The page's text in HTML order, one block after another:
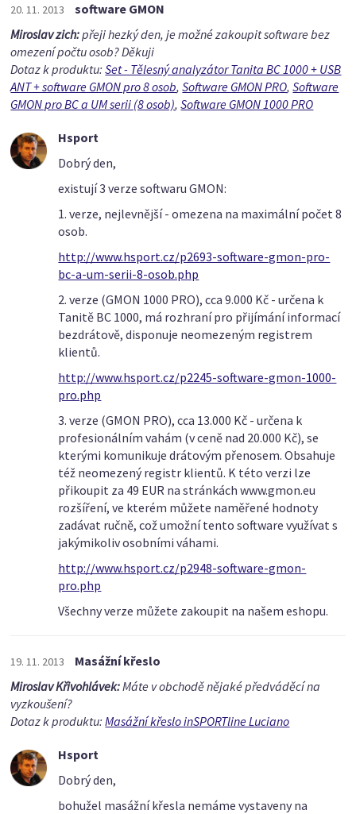
20. 11. 2013
software GMON
Miroslav zich:přeji hezký den, je možné zakoupit software bez
omezení počtu osob? Děkuji
Dotaz k produktu:Set - Tělesný analyzátor Tanita BC 1000 + USB
ANT + software GMON pro 8 osob,Software GMON PRO,Software
GMON pro BC a UM serii (8 osob),Software GMON 1000 PRO
Hsport
Dobrý den,
existují 3 verze softwaru GMON:
1. verze, nejlevnější - omezena na maximální počet 8
osob.
http://www.hsport.cz/p2693-software-gmon-pro-
bc-a-um-serii-8-osob.php
2. verze (GMON 1000 PRO), cca 9.000 Kč - určena k
Tanitě BC 1000, má rozhraní pro přijímání informací
bezdrátově, disponuje neomezeným registrem
klientů.
http://www.hsport.cz/p2245-software-gmon-1000-
pro.php
3. verze (GMON PRO), cca 13.000 Kč - určena k
profesionálním vahám (v ceně nad 20.000 Kč), se
kterými komunikuje drátovým přenosem. Obsahuje
též neomezený registr klientů. K této verzi lze
přikoupit za 49 EUR na stránkách www.gmon.eu
rozšíření, ve kterém můžete naměřené hodnoty
zadávat ručně, což umožní tento software využívat s
jakýmikoliv osobními váhami.
http://www.hsport.cz/p2948-software-gmon-
pro.php
Všechny verze můžete zakoupit na našem eshopu.
19. 11. 2013
Masážní křeslo
Miroslav Křivohlávek:Máte v obchodě nějaké předváděcí na
vyzkoušení?
Dotaz k produktu:Masážní křeslo inSPORTline Luciano
Hsport
Dobrý den,
bohužel masážní křesla nemáme vystaveny na